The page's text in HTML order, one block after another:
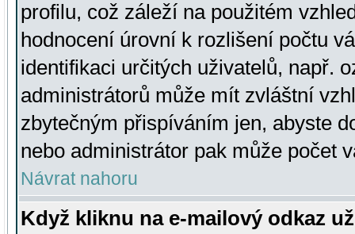
profilu, což záleží na použitém
hodnocení úrovní k rozlišení počtu
identifikaci určitých uživatelů, např.
administrátorů může mít zvláštní
zbytečným přispíváním jen, abyste
nebo administrátor pak může počet
Návrat nahoru
Když kliknu na e-mailový odkaz